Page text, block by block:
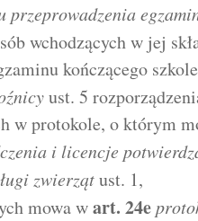
wchodzących w jej
kończącego
ust. 5
w protokole, o którym
i licencje
zwierzątust. 1,
mowa wart. 24e